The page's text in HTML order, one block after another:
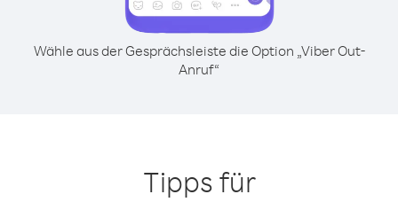
Wähle aus der Gesprächsleiste die Option „Viber Out-
Anruf“
Tipps für